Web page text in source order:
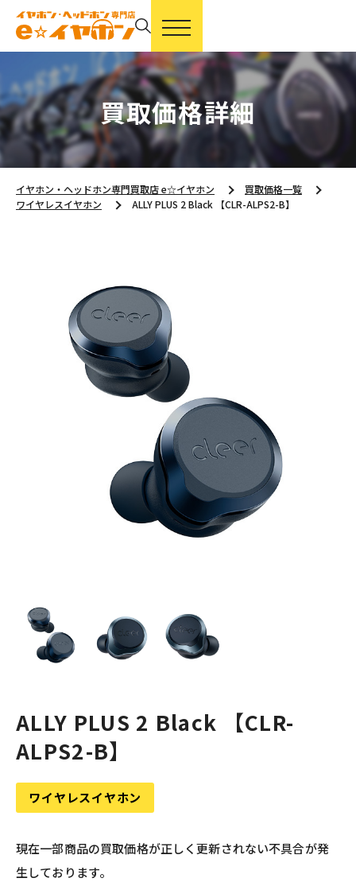
買取価格詳細
イヤホン・ヘッドホン専門買取店 e☆イヤホン
買取価格一覧
ワイヤレスイヤホン
ALLY PLUS 2 Black 【CLR-ALPS2-B】
ALLY PLUS 2 Black 【CLR-
ALPS2-B】
ワイヤレスイヤホン
現在一部商品の買取価格が正しく更新されない不具合が発
生しております。